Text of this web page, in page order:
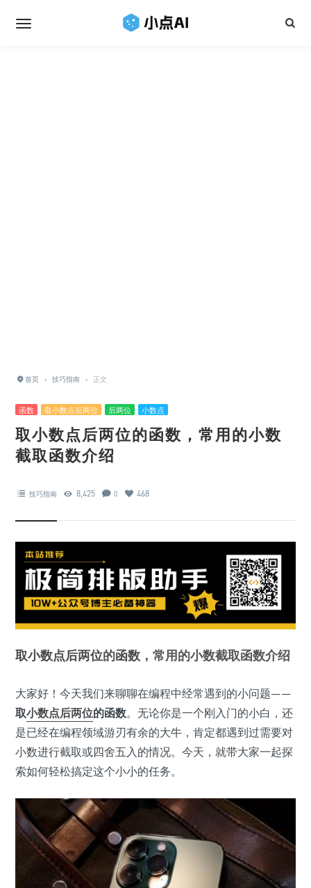
首页 › 技巧指南 › 正文
函数 取小数点后两位 后两位 小数点
取小数点后两位的函数，常用的小数
截取函数介绍
技巧指南 8,425 0 468
取小数点后两位的函数 ，常用的小数截取函数介绍
大家好！今天我们来聊聊在编程中经常遇到的小问题——
取小数点后两位的函数。无论你是一个刚入门的小白，还
是已经在编程领域游刃有余的大牛，肯定都遇到过需要对
小数进行截取或四舍五入的情况。今天，就带大家一起探
索如何轻松搞定这个小小的任务。